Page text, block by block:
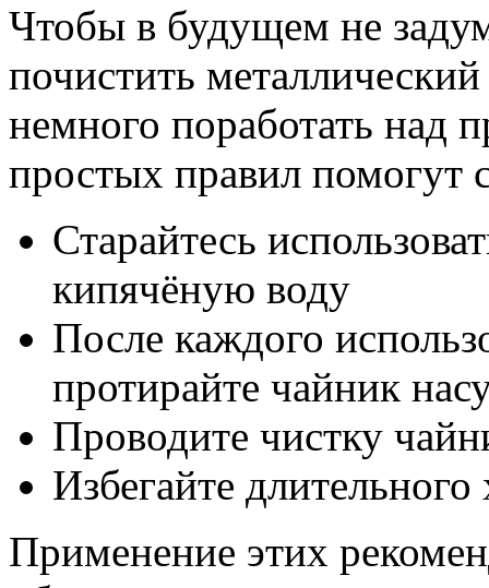
Чтобы в будущем не
почистить
немного поработать над
простых правил помогут
Старайтесь
кипячёную воду
После каждого
протирайте чайник
Проводите чистку
Избегайте
Применение этих